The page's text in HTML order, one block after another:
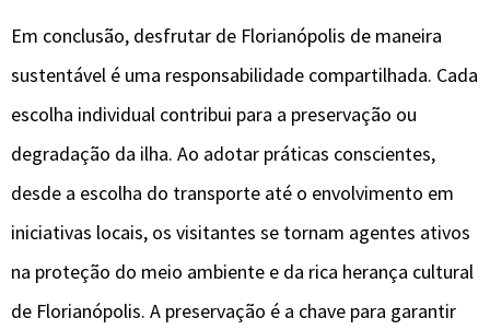
Em conclusão, desfrutar de Florianópolis de maneira
sustentável é uma responsabilidade compartilhada. Cada
escolha individual contribui para a preservação ou
degradação da ilha. Ao adotar práticas conscientes,
desde a escolha do transporte até o envolvimento em
iniciativas locais, os visitantes se tornam agentes ativos
na proteção do meio ambiente e da rica herança cultural
de Florianópolis. A preservação é a chave para garantir